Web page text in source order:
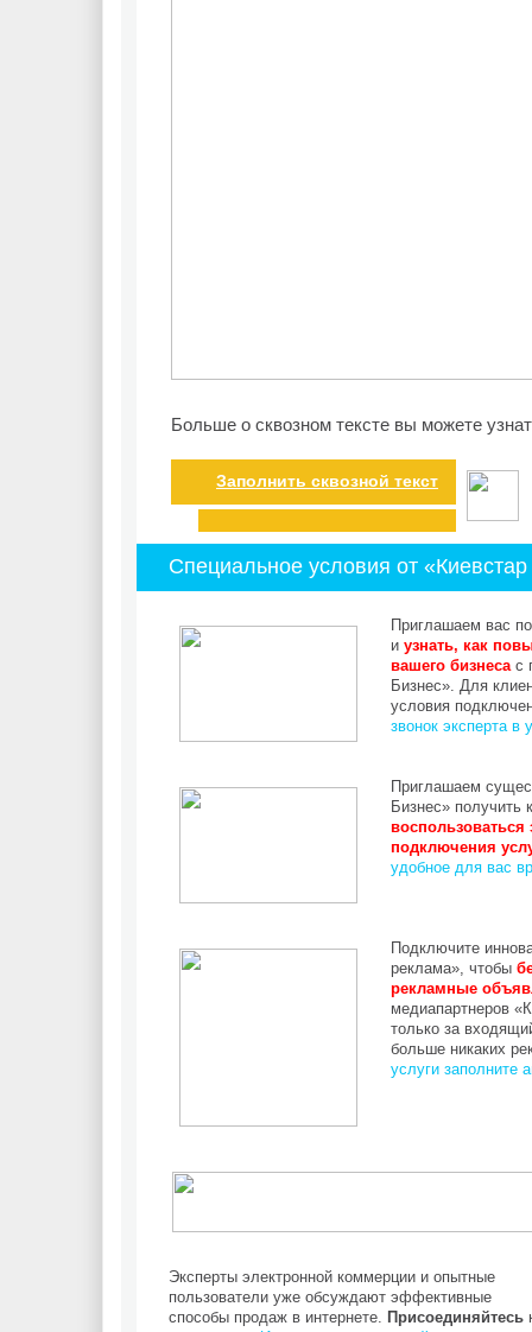
Больше о сквозном тексте вы можете
Заполнить сквозной текст
Специальное условия от
Приглашаем вас
и узнать, как
вашего бизнеса с
Бизнес». Для
условия
звонок эксперта в
Приглашаем
Бизнес» получить
подключения
удобное для вас
Подключите
реклама», чтобы
рекламные
медиапартнеров
только за
больше никаких
услуги заполните
Эксперты электронной коммерции и опытные
пользователи уже обсуждают эффективные
способы продаж в интернете. Присоединяйтесь